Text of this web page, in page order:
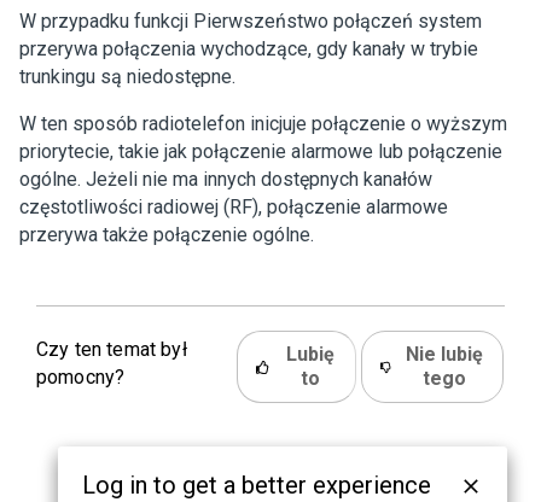
W przypadku funkcji Pierwszeństwo połączeń system
przerywa połączenia wychodzące, gdy kanały w trybie
trunkingu są niedostępne.
W ten sposób radiotelefon inicjuje połączenie o wyższym
priorytecie, takie jak połączenie alarmowe lub połączenie
ogólne. Jeżeli nie ma innych dostępnych kanałów
częstotliwości radiowej (RF), połączenie alarmowe
przerywa także połączenie ogólne.
Czy ten temat był
pomocny?
Lubię
to
Nie lubię
tego
Log in to get a better experience